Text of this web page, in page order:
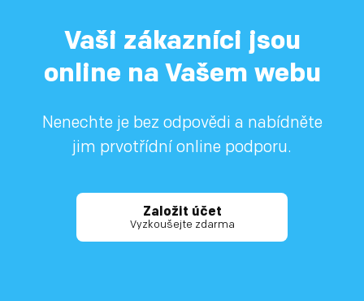
Vaši zákazníci jsou
online na Vašem webu
Nenechte je bez odpovědi a nabídněte
jim prvotřídní online podporu.
Založit účet
Vyzkoušejte zdarma